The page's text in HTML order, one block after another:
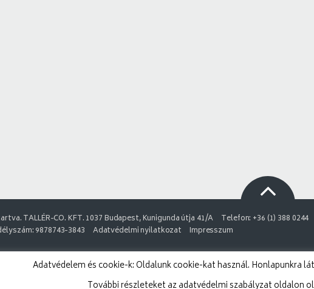
TALLÉR-CO. KFT. 1037 Budapest, Kunigunda útja 41/A Telefon: +36 (1) 388 0244
9878743-3843
Adatvédelmi nyilatkozat Impresszum
Adatvédelem és cookie-k: Oldalunk cookie-kat használ. Honlapunkra
További részleteket az adatvédelmi szabályzat oldalon